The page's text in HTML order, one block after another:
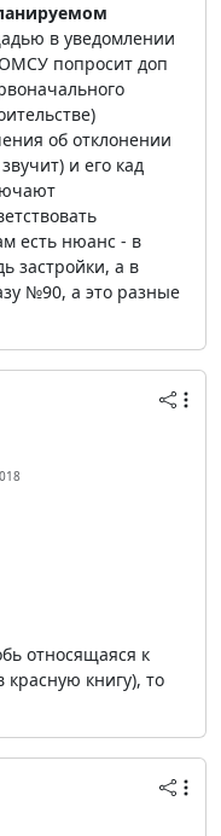
в уведомлении
попросит доп
об отклонении
и его кад
есть нюанс - в
застройки, а в
№90, а это разные
относящаяся к
книгу), то